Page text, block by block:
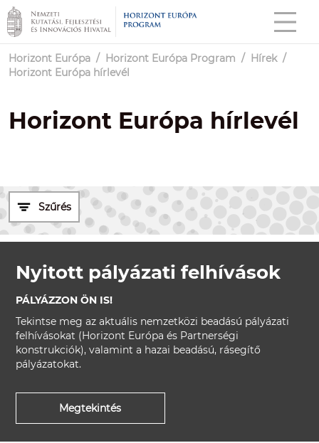
Horizont Európa / Horizont Európa Program / Hírek/
Horizont Európa hírlevél
Horizont Európa hírlevél
Szűrés
Nyitott pályázati felhívások
PÁLYÁZZON ÖN IS!
Tekintse meg az aktuális nemzetközi beadású pályázati
felhívásokat (Horizont Európa és Partnerségi
konstrukciók), valamint a hazai beadású, rásegítő
pályázatokat.
Megtekintés